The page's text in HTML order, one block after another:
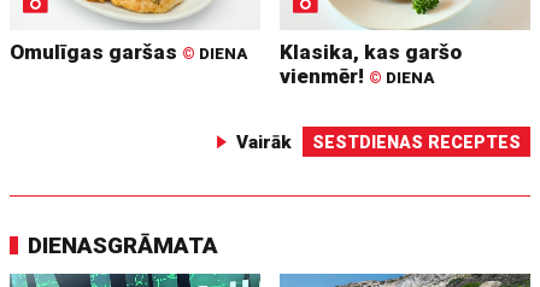
Omulīgas garšas © DIENA
Klasika, kas garšo
vienmēr! © DIENA
Vairāk SESTDIENAS RECEPTES
DIENASGRĀMATA